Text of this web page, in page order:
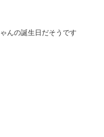
んの誕生日だそうです